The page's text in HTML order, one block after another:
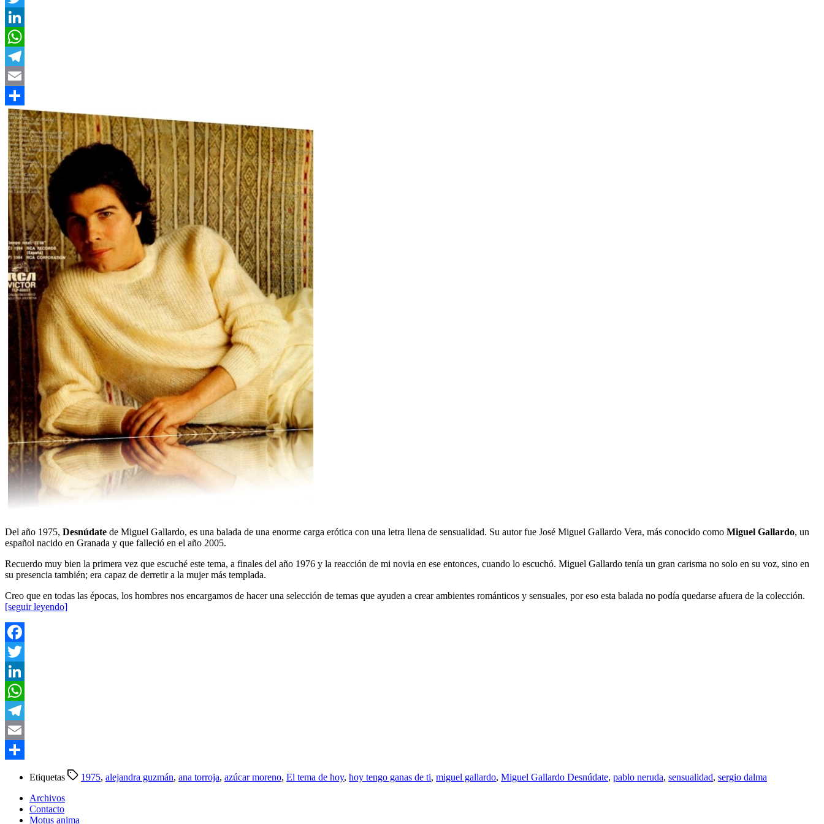
Twitter
LinkedIn
WhatsApp
Telegram
Email
Compartir
Del año 1975, Desnúdate de Miguel Gallardo, es una balada de una enorme carga erótica con una letra llena de sensualidad. Su autor fue José Miguel Gallardo Vera, más conocido como Miguel Gallardo, un
español nacido en Granada y que falleció en el año 2005.
Recuerdo muy bien la primera vez que escuché este tema, a finales del año 1976 y la reacción de mi novia en ese entonces, cuando lo escuchó. Miguel Gallardo tenía un gran carisma no solo en su voz, sino en
su presencia también; era capaz de derretir a la mujer más templada.
Creo que en todas las épocas, los hombres nos encargamos de hacer una selección de temas que ayuden a crear ambientes románticos y sensuales, por eso esta balada no podía quedarse afuera de la colección.
[seguir leyendo]
Facebook
Twitter
LinkedIn
WhatsApp
Telegram
Email
Etiquetas 1975, alejandra guzmán, ana torroja, azúcar moreno, El tema de hoy, hoy tengo ganas de ti, miguel gallardo, Miguel Gallardo Desnúdate, pablo neruda, sensualidad, sergio dalma
Archivos
Contacto
Motus anima